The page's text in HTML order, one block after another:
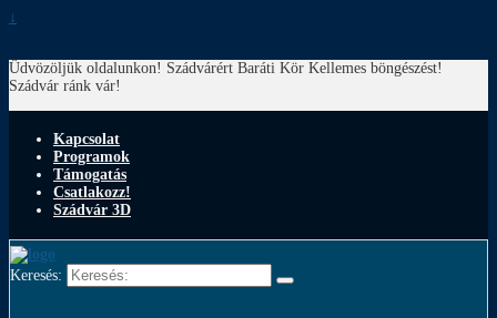
↓
Üdvözöljük oldalunkon! Szádvárért Baráti Kör Kellemes böngészést!
Szádvár ránk vár!
Kapcsolat
Programok
Támogatás
Csatlakozz!
Szádvár 3D
Keresés: